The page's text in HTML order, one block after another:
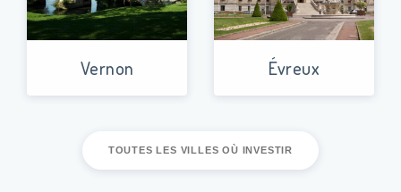
Vernon Évreux
TOUTES LES VILLES OÙ INVESTIR